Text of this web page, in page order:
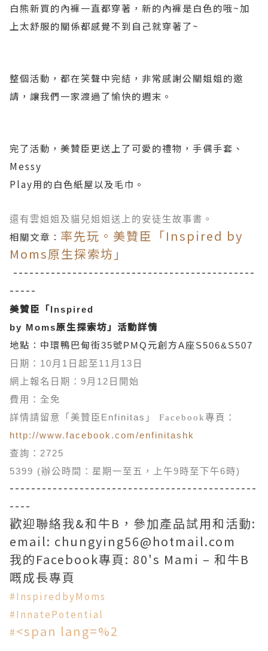
白熊新買的內褲一直都穿著，新的內褲是白色的哦~加
上太舒服的關係都感覺不到自己就穿著了~
整個活動，都在笑聲中完結，非常感謝公關姐姐的邀
請，讓我們一家渡過了愉快的週末。
完了活動，美贊臣更送上了可愛的禮物，手偶手套、
Messy
Play用的白色紙屋以及毛巾。
還有雲姐姐及貓兒姐姐送上的安徒生故事書。
相關文章： 率先玩。美贊臣「Inspired by
Moms原生探索坊」
---------------------------------------------
-----
美贊臣「Inspired
by Moms原生探索坊 」活動詳情
地點：中環鴨巴甸街35號PMQ 元創方A座S506&S507
日期： 10 月 1 日起至 11 月 13 日
網上報名日期： 9 月 12 日開始
費用：全免
詳情請留意「美贊臣 Enfinitas 」 Facebook專頁：
http://www.facebook.com/enfinitashk
查詢： 2725
5399 (辦公時間：星期一至五，上午9 時至下午6 時)
----------------------------------------------
----
歡迎聯絡我&和牛B，參加產品試用和活動:
email: chungying56@hotmail.com
我的Facebook專頁: 80's Mami – 和牛B
嘅成長專頁
#InspiredbyMoms
#InnatePotential
#<span lang=%2